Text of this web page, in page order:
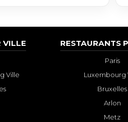
VILLE
Ville
RESTAURANTS
Paris
Luxembourg
Bruxelles
Arlon
Metz